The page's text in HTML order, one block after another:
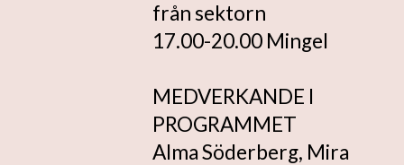
från sektorn
17.00-20.00 Mingel
MEDVERKANDE I
PROGRAMMET
Alma Söderberg, Mira